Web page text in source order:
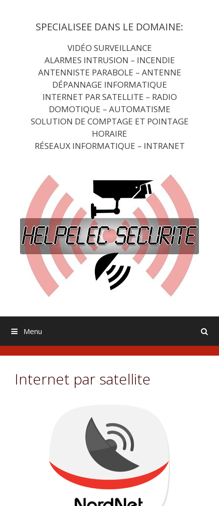
SPECIALISEE DANS LE DOMAINE:
VIDÉO SURVEILLANCE
ALARMES INTRUSION – INCENDIE
ANTENNISTE PARABOLE – ANTENNE
DÉPANNAGE INFORMATIQUE
INTERNET PAR SATELLITE – RADIO
DOMOTIQUE – AUTOMATISME
SOLUTION DE COMPTAGE ET POINTAGE
HORAIRE
RÉSEAUX INFORMATIQUE – INTRANET
Menu
Internet par satellite